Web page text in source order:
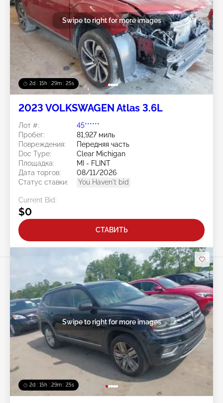
2d : 15h : 29m : 22s
Swipe to right for more images
2023 VOLKSWAGEN Atlas 3.6L
Лот #:
45******
Пробег:
81,927 миль
Повреждения:
Передняя часть
Doc Type:
Clear Michigan
Площадка:
MI - FLINT
Дата торгов:
08/11/2026
Статус ставки:
You Haven't bid
Current Bid:
$0
СТАВИТЬ
2d : 15h : 29m : 22s
Swipe to right for more images